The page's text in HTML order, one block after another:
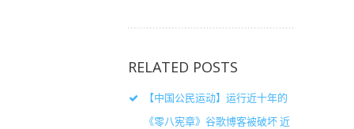
RELATED POSTS
【中国公民运动】运行近十年的
《零八宪章》谷歌博客被破坏 近